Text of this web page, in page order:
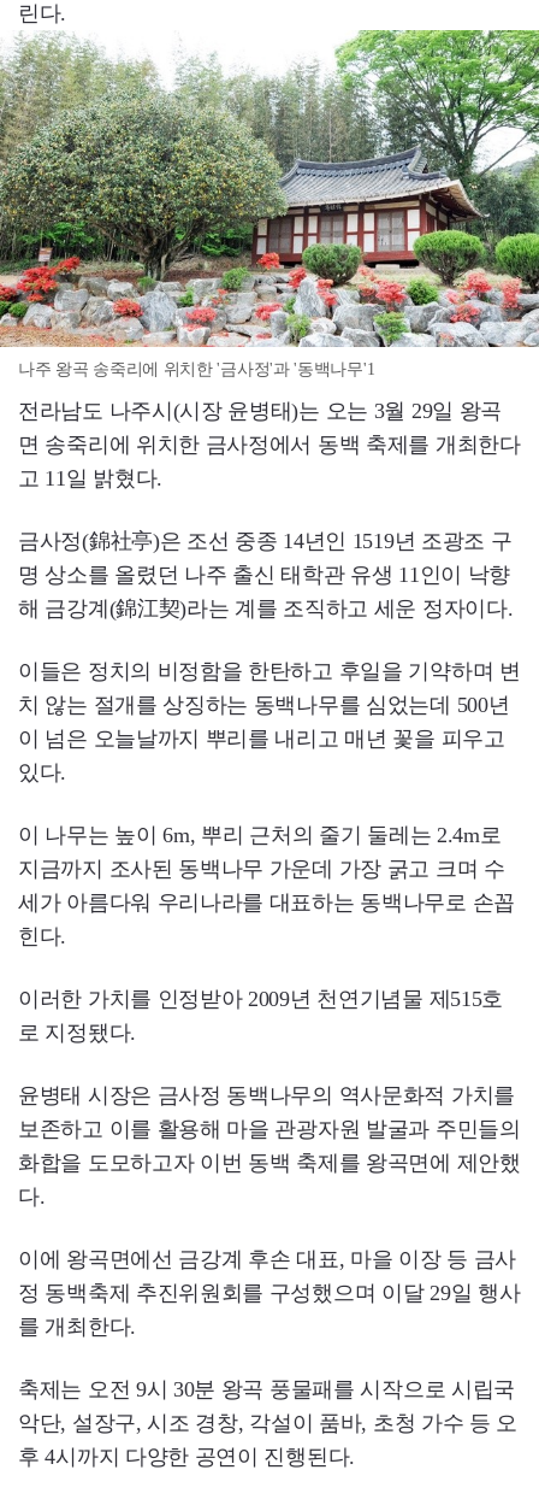
린다.
나주 왕곡 송죽리에 위치한 '금사정'과 '동백나무'1
전라남도 나주시(시장 윤병태)는 오는 3월 29일 왕곡
면 송죽리에 위치한 금사정에서 동백 축제를 개최한다
고 11일 밝혔다.
금사정(錦社亭)은 조선 중종 14년인 1519년 조광조 구
명 상소를 올렸던 나주 출신 태학관 유생 11인이 낙향
해 금강계(錦江契)라는 계를 조직하고 세운 정자이다.
이들은 정치의 비정함을 한탄하고 후일을 기약하며 변
치 않는 절개를 상징하는 동백나무를 심었는데 500년
이 넘은 오늘날까지 뿌리를 내리고 매년 꽃을 피우고
있다.
이 나무는 높이 6m, 뿌리 근처의 줄기 둘레는 2.4m로
지금까지 조사된 동백나무 가운데 가장 굵고 크며 수
세가 아름다워 우리나라를 대표하는 동백나무로 손꼽
힌다.
이러한 가치를 인정받아 2009년 천연기념물 제515호
로 지정됐다.
윤병태 시장은 금사정 동백나무의 역사문화적 가치를
보존하고 이를 활용해 마을 관광자원 발굴과 주민들의
화합을 도모하고자 이번 동백 축제를 왕곡면에 제안했
다.
이에 왕곡면에선 금강계 후손 대표, 마을 이장 등 금사
정 동백축제 추진위원회를 구성했으며 이달 29일 행사
를 개최한다.
축제는 오전 9시 30분 왕곡 풍물패를 시작으로 시립국
악단, 설장구, 시조 경창, 각설이 품바, 초청 가수 등 오
후 4시까지 다양한 공연이 진행된다.